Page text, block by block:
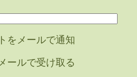
をメールで通知
ールで受け取る